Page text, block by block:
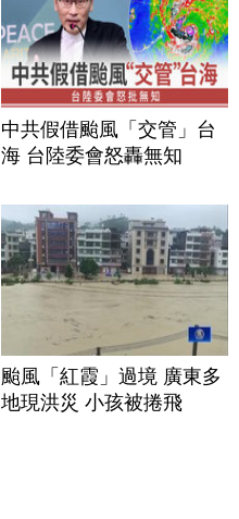
中共假借颱風「交管」台
海 台陸委會怒轟無知
颱風「紅霞」過境 廣東多
地現洪災 小孩被捲飛